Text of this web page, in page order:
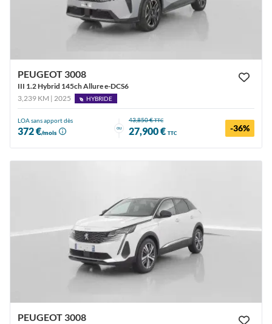
PEUGEOT 3008
III 1.2 Hybrid 145ch Allure e-DCS6
3,239 KM | 2025
HYBRIDE
LOA sans apport dès
372 €/mois
ou
43,850 €TTC
27,900 € TTC -36%
PEUGEOT 3008